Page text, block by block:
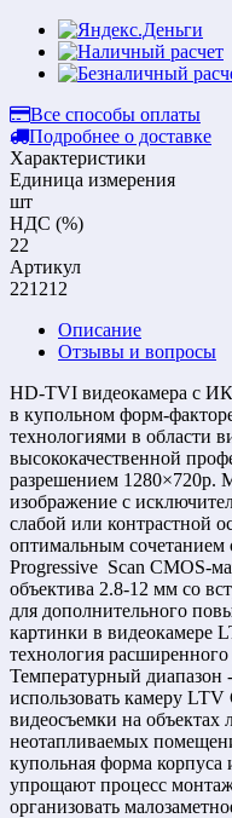
Все способы оплаты
Подробнее о доставке
Характеристики
Единица измерения
шт
НДС (%)
22
Артикул
221212
Описание
Отзывы и вопросы
HD-TVI видеокамера с
в купольном форм-
технологиями в области
высококачественной
разрешением 1280×720р.
изображение с
слабой или контрастной
оптимальным сочетанием
Progressive Scan CMOS-
объектива 2.8-12 мм со
для дополнительного
картинки в видеокамере
технология
Температурный диапазон
использовать камеру
видеосъемки на
неотапливаемых
купольная форма
упрощают процесс
организовать